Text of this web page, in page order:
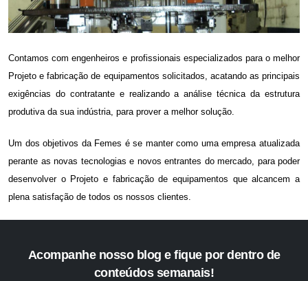
Contamos com engenheiros e profissionais especializados para o melhor
Projeto e fabricação de equipamentos solicitados, acatando as principais
exigências do contratante e realizando a análise técnica da estrutura
produtiva da sua indústria, para prover a melhor solução.
Um dos objetivos da Femes é se manter como uma empresa atualizada
perante as novas tecnologias e novos entrantes do mercado, para poder
desenvolver o Projeto e fabricação de equipamentos que alcancem a
plena satisfação de todos os nossos clientes.
Acompanhe nosso blog e fique por dentro de
conteúdos semanais!